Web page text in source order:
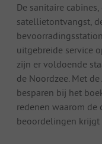
De sanitaire
satellietontvangst,
uitgebreide service
zijn er voldoende
de Noordzee. Met
besparen bij het
redenen waarom de
beoordelingen krijgt